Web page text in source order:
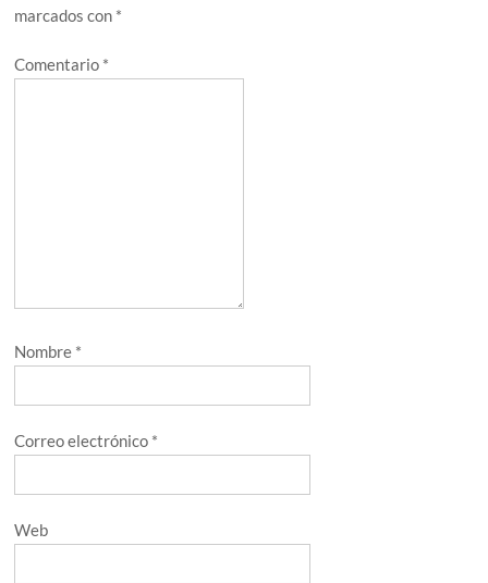
marcados con *
Comentario *
Nombre *
Correo electrónico *
Web